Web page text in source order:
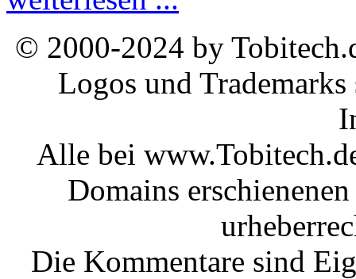
© 2000-2024 by
Logos und
Alle bei
Domains
Die Kommentare sind